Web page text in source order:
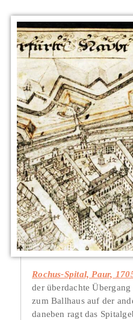
Rochus-Spital, Paur,
der überdachte
zum Ballhaus auf der
daneben ragt das